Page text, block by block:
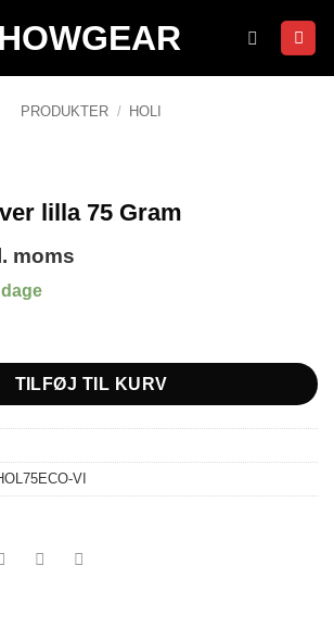
PRODUKTER / HOLI
lilla 75 Gram
moms
Gram antal
TILFØJ TIL KURV
VI